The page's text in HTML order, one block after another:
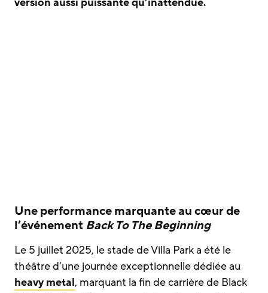
Une performance marquante au cœur de
l’événement Back To The Beginning
Le 5 juillet 2025, le stade de Villa Park a été le
théâtre d’une journée exceptionnelle dédiée au
heavy metal, marquant la fin de carrière de Black